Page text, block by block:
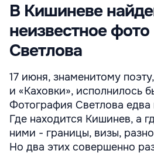
В Кишиневе
неизвестное
Светлова
17 июня, знаменитому
и «Каховки», исполнилось
Фотография Светлова едва
Где находится Кишинев, а
ними - границы, визы,
Но два этих совершенно